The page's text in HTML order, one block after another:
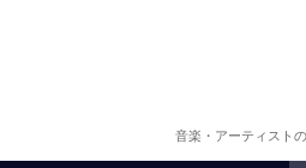
音楽・アーティスト